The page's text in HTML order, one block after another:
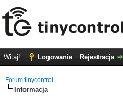
Witaj! Logowanie Rejestracja
Forum tinycontrol
Informacja